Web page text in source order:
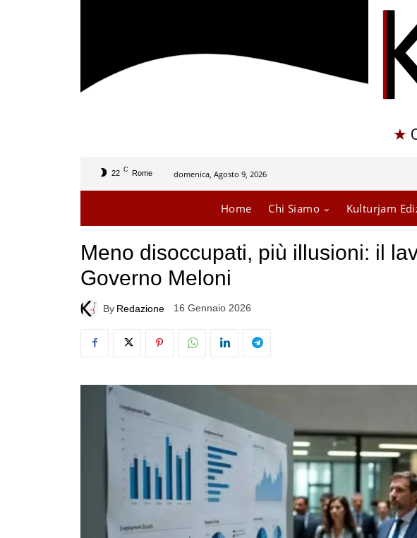
★
22 C Rome domenica, Agosto 9, 2026
Home Chi Siamo Kulturjam
Meno disoccupati, più illusioni: il
Governo Meloni
By Redazione 16 Gennaio 2026